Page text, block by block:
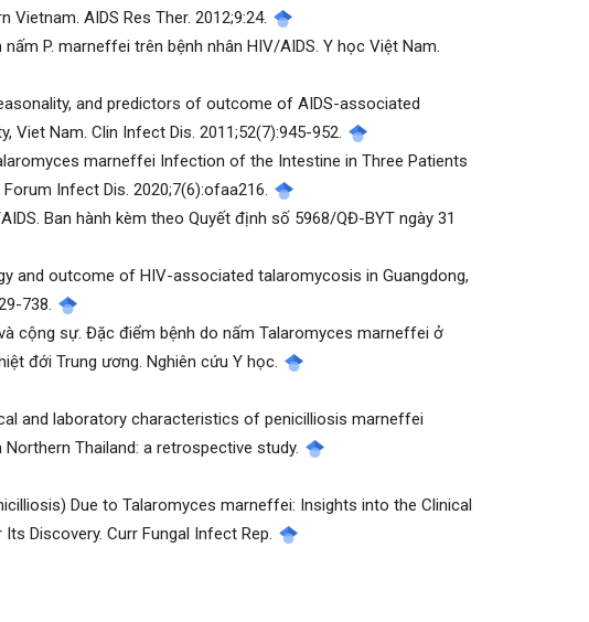
AIDS Res Ther. 2012;9:24.
P. marneffei trên bệnh nhân HIV/AIDS. Y học Việt Nam.
and predictors of outcome of AIDS-associated
Viet Nam. Clin Infect Dis. 2011;52(7):945-952.
marneffei Infection of the Intestine in Three Patients
Infect Dis. 2020;7(6):ofaa216.
Ban hành kèm theo Quyết định số 5968/QĐ-BYT ngày 31
and outcome of HIV-associated talaromycosis in Guangdong,
738.
cộng sự. Đặc điểm bệnh do nấm Talaromyces marneffei ở
đới Trung ương. Nghiên cứu Y học.
and laboratory characteristics of penicilliosis marneffei
Thailand: a retrospective study.
Due to Talaromyces marneffei: Insights into the Clinical
Discovery. Curr Fungal Infect Rep.